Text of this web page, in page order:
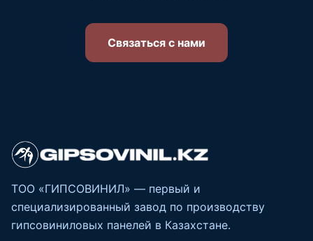
Связаться с нами
ТОО «ГИПСОВИНИЛ» — первый и
специализированный завод по производству
гипсовиниловых панелей в Казахстане.